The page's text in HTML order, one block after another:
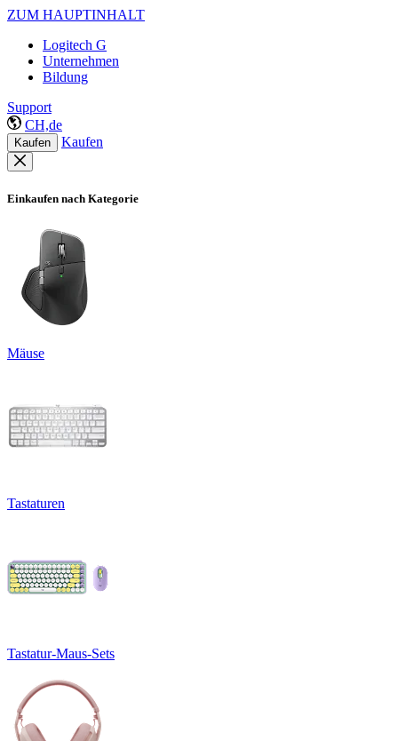
ZUM HAUPTINHALT
Logitech G
Unternehmen
Bildung
Support
CH,de
Kaufen Kaufen
Einkaufen nach Kategorie
Mäuse
Tastaturen
Tastatur-Maus-Sets